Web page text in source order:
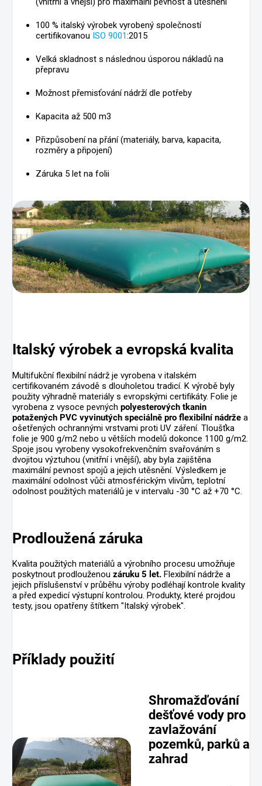
100 % italský výrobek vyrobený společností
certifikovanou ISO 9001:2015
Velká skladnost s následnou úsporou nákladů na
přepravu
Možnost přemisťování nádrží dle potřeby
Kapacita až 500 m3
Přizpůsobení na přání (materiály, barva, kapacita,
rozměry a připojení)
Záruka 5 let na folii
Italský výrobek a evropská kvalita
Multifukční flexibilní nádrž je vyrobena v italském
certifikovaném závodě s dlouholetou tradicí. K výrobě byly
použity výhradně materiály s evropskými certifikáty. Folie je
vyrobena z vysoce pevných polyesterových tkanin
potažených PVC vyvinutých speciálně pro flexibilní nádrže a
ošetřených ochrannými vrstvami proti UV záření. Tloušťka
folie je 900 g/m2 nebo u větších modelů dokonce 1100 g/m2.
Spoje jsou vyrobeny vysokofrekvenčním svařováním s
dvojitou výztuhou (vnitřní i vnější), aby byla zajištěna
maximální pevnost spojů a jejich utěsnění. Výsledkem je
maximální odolnost vůči atmosférickým vlivům, teplotní
odolnost použitých materiálů je v intervalu -30 °C až +70 °C.
Prodloužená záruka
Kvalita použitých materiálů a výrobního procesu umožňuje
poskytnout prodlouženou záruku 5 let. Flexibilní nádrže a
jejich příslušenství v průběhu výroby podléhají kontrole kvality
a před expedicí výstupní kontrolou. Produkty, které projdou
testy, jsou opatřeny štítkem "Italský výrobek".
Příklady použití
Shromažďování
dešťové vody pro
zavlažování
pozemků, parků a
zahrad